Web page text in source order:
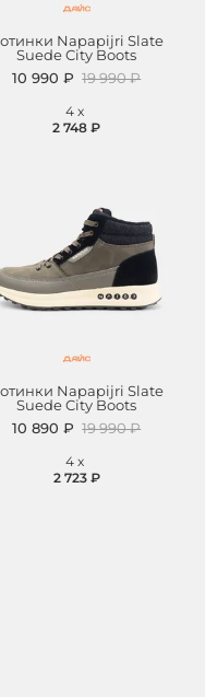
Napapijri Slate
Suede City Boots
10 990 ₽ 19 990 ₽
4 x
2 748 ₽
Napapijri Slate
Suede City Boots
10 890 ₽ 19 990 ₽
4 x
2 723 ₽